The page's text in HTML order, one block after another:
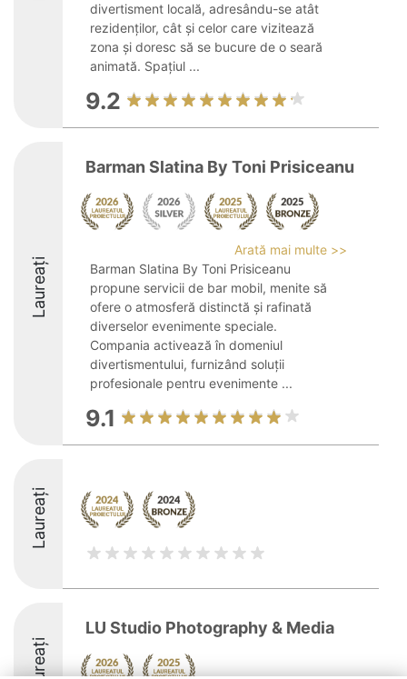
divertisment locală, adresându-se atât
rezidenților, cât și celor care vizitează
zona și doresc să se bucure de o seară
animată. Spațiul ...
9.2
Laureați
Barman Slatina By Toni Prisiceanu
Arată mai multe >>
Barman Slatina By Toni Prisiceanu
propune servicii de bar mobil, menite să
ofere o atmosferă distinctă și rafinată
diverselor evenimente speciale.
Compania activează în domeniul
divertismentului, furnizând soluții
profesionale pentru evenimente ...
9.1
Laureați
LU Studio Photography & Media